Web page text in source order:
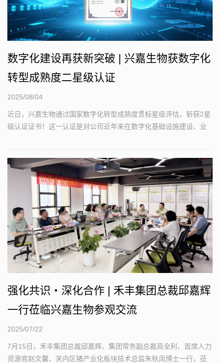
数字化建设再获新突破 | 兴嘉生物获数字化
转型成熟度二星级认证
2025/08/04
近日，兴嘉生物通过国家数字化转型成熟度贯标星级评估，斩获2星
级认证证书！这一认证是对公司近年来在数字化基础设施建设、业
强化共识・深化合作 | 禾丰集团总裁邱嘉辉
一行莅临兴嘉生物参观交流
2025/07/22
7月15日，禾丰集团总裁邱嘉辉、集团常务副总裁高全利、首席人力
资源官赵文馨、关内区猪产业化板块技术总监朱秋凤博士一行，莅